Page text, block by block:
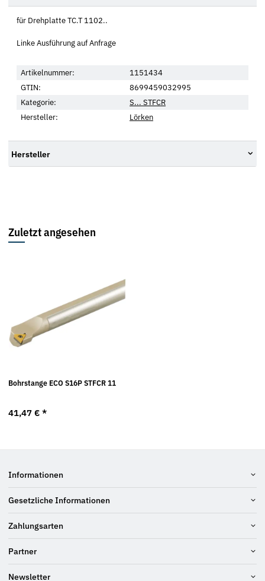
für Drehplatte TC.T 1102..
Linke Ausführung auf Anfrage
Artikelnummer:
1151434
GTIN:
8699459032995
Kategorie:
S... STFCR
Hersteller:
Lörken
Hersteller
Zuletzt angesehen
Bohrstange ECO S16P STFCR 11
41,47 € *
Informationen
Gesetzliche Informationen
Zahlungsarten
Partner
Newsletter